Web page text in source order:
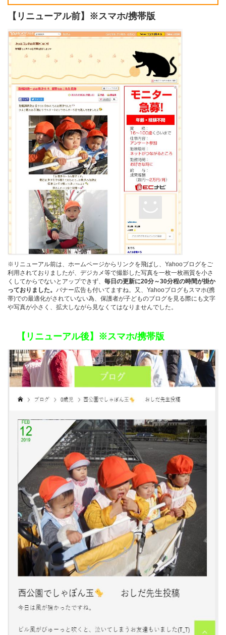
【リニューアル前】※スマホ/携帯版
※リニューアル前は、ホームページからリンクを飛ばし、Yahooブログをご
利用されておりましたが、デジカメ等で撮影した写真を一枚一枚画質を小さ
くしてからでないとアップできず、 毎日の更新に20分～30分程の時間が掛か
っておりました。 バナー広告も付いてますね。又、Yahooブログもスマホ(携
帯)での最適化がされていない為、保護者が子どものブログを見る際にも文字
や写真が小さく、拡大しながら見なくてはなりませんでした。
【リニューアル後】※スマホ/携帯版